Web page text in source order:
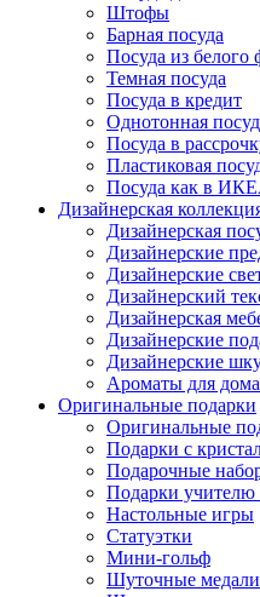
Штофы
Барная посуда
Посуда из белого
Темная посуда
Посуда в кредит
Однотонная
Посуда в
Пластиковая
Посуда как в
Дизайнерская
Дизайнерская
Дизайнерские
Дизайнерские
Дизайнерский
Дизайнерская
Дизайнерские
Дизайнерские
Ароматы для дома
Оригинальные подарки
Оригинальные
Подарки с
Подарочные
Подарки учителю
Настольные игры
Статуэтки
Мини-гольф
Шуточные медали